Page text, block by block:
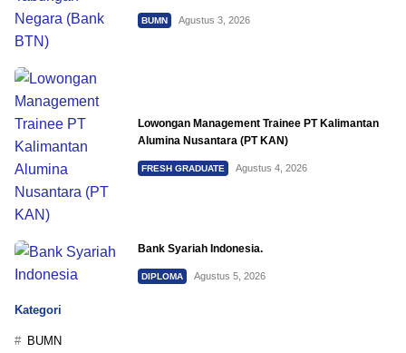
BUMN Agustus 3, 2026
Lowongan Management Trainee PT Kalimantan
Alumina Nusantara (PT KAN)
FRESH GRADUATE Agustus 4, 2026
Bank Syariah Indonesia.
DIPLOMA Agustus 5, 2026
Kategori
BUMN